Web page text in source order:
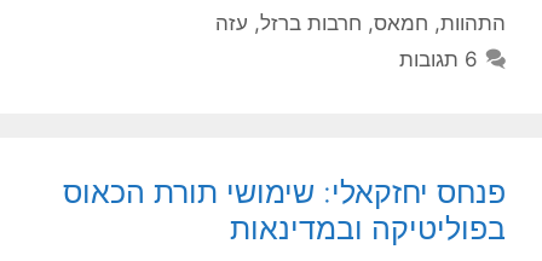
התהוות, חמאס, חרבות ברזל, עזה
6 תגובות
פנחס יחזקאלי: שימושי תורת הכאוס
בפוליטיקה ובמדינאות